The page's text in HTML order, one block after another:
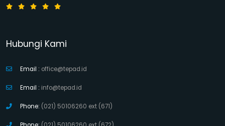
Hubungi Kami
Email : office@tepad.id
Email : info@tepad.id
Phone: (021) 50106260 ext (671)